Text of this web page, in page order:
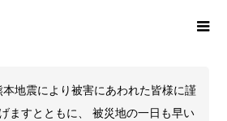
地震により被害にあわれた皆様に謹
ますとともに、 被災地の一日も早い